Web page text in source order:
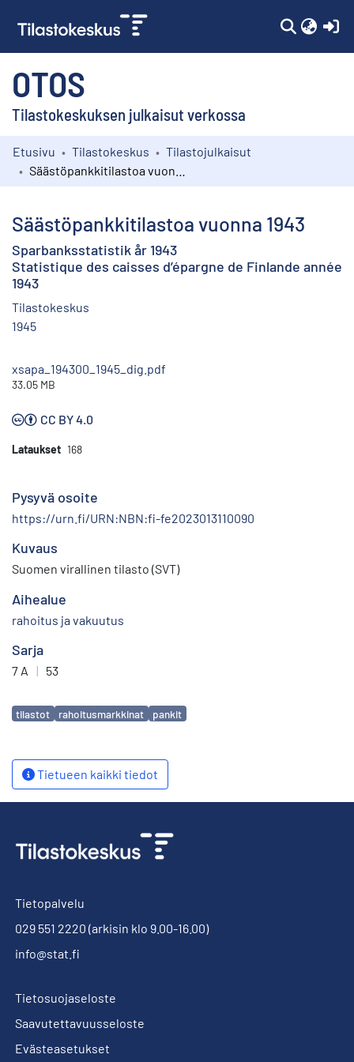
OTOS
Tilastokeskuksen julkaisut verkossa
Kokoelmat
Etusivu Tilastokeskus
Tilastojulkaisut
Säästöpankkitilastoa vuonna 1943
Sparbanksstatistik år 1943
Statistique des caisses d’épargne de Finlande année
1943
Tilastokeskus
1945
xsapa_194300_1945_dig.pdf
33.05 MB
CC BY 4.0
Lataukset 168
Pysyvä osoite
https://urn.fi/URN:NBN:fi-fe2023013110090
Kuvaus
Suomen virallinen tilasto (SVT)
Aihealue
rahoitus ja vakuutus
Sarja
7 A | 53
Avainsanat
tilastot rahoitusmarkkinat pankit
Tietueen kaikki tiedot
Tietopalvelu
029 551 2220 (arkisin klo 9.00-16.00)
info@stat.fi
Tietosuojaseloste
Saavutettavuusseloste
Evästeasetukset